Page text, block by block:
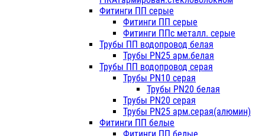
Фитинги ПП серые
Фитинги ПП серые
Фитинги ППс металл. серые
Трубы ПП водопровод белая
Трубы PN25 арм.белая
Трубы ПП водопровод серая
Трубы PN10 серая
Трубы PN20 белая
Трубы PN20 серая
Трубы PN25 арм.серая(алюмин)
Фитинги ПП белые